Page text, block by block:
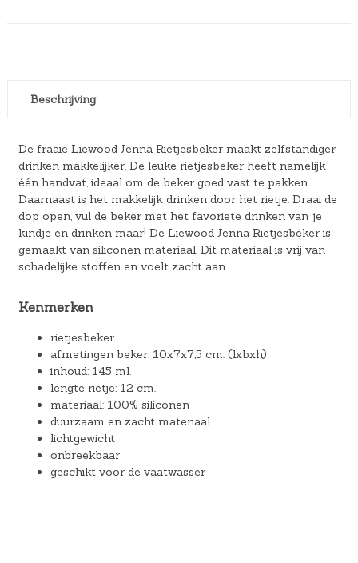
Beschrijving
De fraaie Liewood Jenna Rietjesbeker maakt zelfstandiger
drinken makkelijker. De leuke rietjesbeker heeft namelijk
één handvat, ideaal om de beker goed vast te pakken.
Daarnaast is het makkelijk drinken door het rietje. Draai de
dop open, vul de beker met het favoriete drinken van je
kindje en drinken maar! De Liewood Jenna Rietjesbeker is
gemaakt van siliconen materiaal. Dit materiaal is vrij van
schadelijke stoffen en voelt zacht aan.
Kenmerken
rietjesbeker
afmetingen beker: 10x7x7,5 cm. (lxbxh)
inhoud: 145 ml.
lengte rietje: 12 cm.
materiaal: 100% siliconen
duurzaam en zacht materiaal
lichtgewicht
onbreekbaar
geschikt voor de vaatwasser